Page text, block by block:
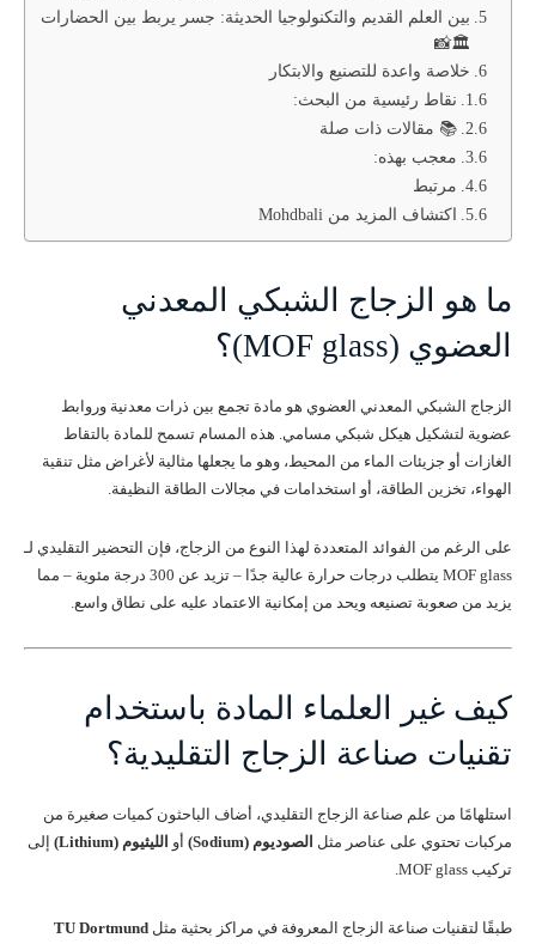
بين العلم القديم والتكنولوجيا الحديثة: جسر يربط بين الحضارات
🏛️📸
خلاصة واعدة للتصنيع والابتكار
نقاط رئيسية من البحث:
📚 مقالات ذات صلة
معجب بهذه:
مرتبط
اكتشاف المزيد من Mohdbali
ما هو الزجاج الشبكي المعدني
العضوي (MOF glass)؟
الزجاج الشبكي المعدني العضوي هو مادة تجمع بين ذرات معدنية وروابط
عضوية لتشكيل هيكل شبكي مسامي. هذه المسام تسمح للمادة بالتقاط
الغازات أو جزيئات الماء من المحيط، وهو ما يجعلها مثالية لأغراض مثل تنقية
الهواء، تخزين الطاقة، أو استخدامات في مجالات الطاقة النظيفة.
على الرغم من الفوائد المتعددة لهذا النوع من الزجاج، فإن التحضير التقليدي لـ
MOF glass یتطلب درجات حرارة عالية جدًا – تزيد عن 300 درجة مئوية – مما
يزيد من صعوبة تصنيعه ويحد من إمكانية الاعتماد عليه على نطاق واسع.
كيف غير العلماء المادة باستخدام
تقنيات صناعة الزجاج التقليدية؟
استلهامًا من علم صناعة الزجاج التقليدي، أضاف الباحثون كميات صغيرة من
مركبات تحتوي على عناصر مثل الصوديوم (Sodium) أو الليثيوم (Lithium)
إلى
تركيب MOF glass.
طبقًا لتقنيات صناعة الزجاج المعروفة في مراكز بحثية مثل TU Dortmund